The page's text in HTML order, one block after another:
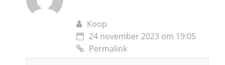
Koop
24 november 2023 om 19:05
Permalink